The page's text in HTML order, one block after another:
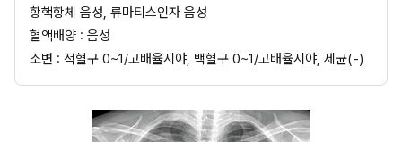
항핵항체 음성, 류마티스인자 음성
혈액배양 : 음성
소변 : 적혈구 0~1/고배율시야, 백혈구 0~1/고배율시야, 세균(-)